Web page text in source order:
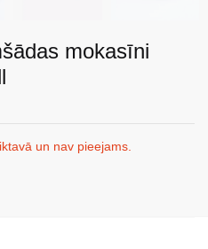
mokasīni
un nav pieejams.